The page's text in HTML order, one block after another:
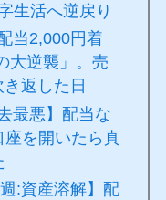
生活へ逆戻り
当2,000円着
大逆襲」。売
返した日
最悪】配当な
座を開いたら真
週:資産溶解】配